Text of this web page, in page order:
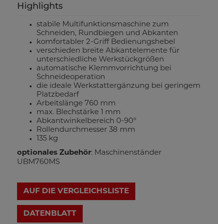
Highlights
stabile Multifunktionsmaschine zum
Schneiden, Rundbiegen und Abkanten
komfortabler 2-Griff Bedienungshebel
verschieden breite Abkantelemente für
unterschiedliche Werkstückgrößen
automatische Klemmvorrichtung bei
Schneideoperation
die ideale Werkstattergänzung bei geringem
Platzbedarf
Arbeitslänge 760 mm
max. Blechstärke 1 mm
Abkantwinkelbereich 0-90°
Rollendurchmesser 38 mm
135 kg
optionales Zubehör: Maschinenständer
UBM760MS
AUF DIE VERGLEICHSLISTE
DATENBLATT